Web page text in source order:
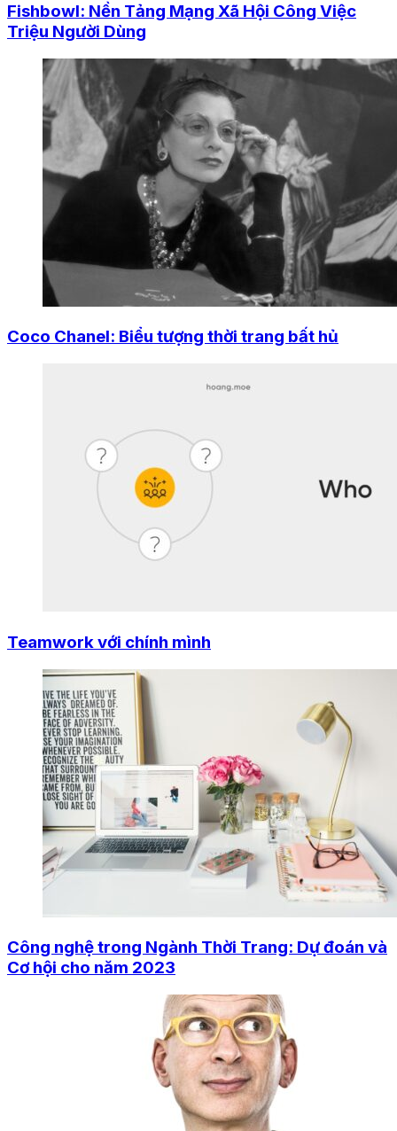
Fishbowl: Nền Tảng Mạng Xã Hội Công Việc
Triệu Người Dùng
Coco Chanel: Biểu tượng thời trang bất hủ
Teamwork với chính mình
Công nghệ trong Ngành Thời Trang: Dự đoán và
Cơ hội cho năm 2023